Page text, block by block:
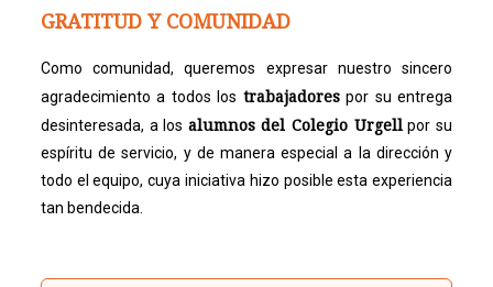
GRATITUD Y COMUNIDAD
Como comunidad, queremos expresar nuestro sincero
agradecimiento a todos los trabajadorespor su entrega
desinteresada, a los alumnos del Colegio Urgellpor su
espíritu de servicio, y de manera especial a la dirección y
todo el equipo, cuya iniciativa hizo posible esta experiencia
tan bendecida.